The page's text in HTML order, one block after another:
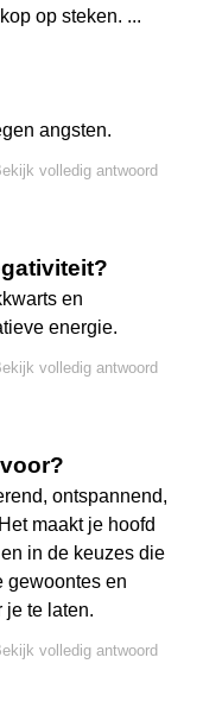
op steken. ...
angsten.
volledig antwoord
en
energie.
volledig antwoord
ontspannend,
maakt je hoofd
in de keuzes die
gewoontes en
je te laten.
volledig antwoord